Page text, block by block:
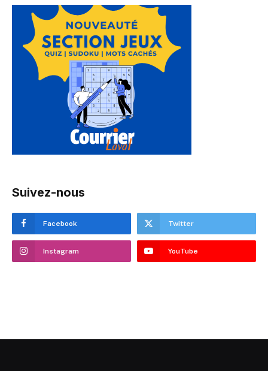
Suivez-nous
Facebook Twitter
Instagram YouTube